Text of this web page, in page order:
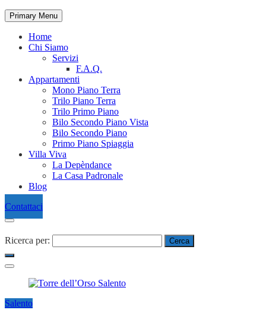
Primary Menu
Home
Chi Siamo
Servizi
F.A.Q.
Appartamenti
Mono Piano Terra
Trilo Piano Terra
Trilo Primo Piano
Bilo Secondo Piano Vista
Bilo Secondo Piano
Primo Piano Spiaggia
Villa Viva
La Depèndance
La Casa Padronale
Blog
Contattaci
Ricerca per:
Salento